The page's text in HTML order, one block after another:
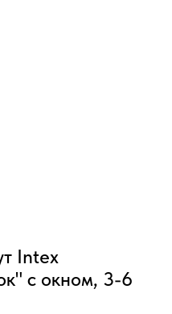
Intex
с окном, 3-6